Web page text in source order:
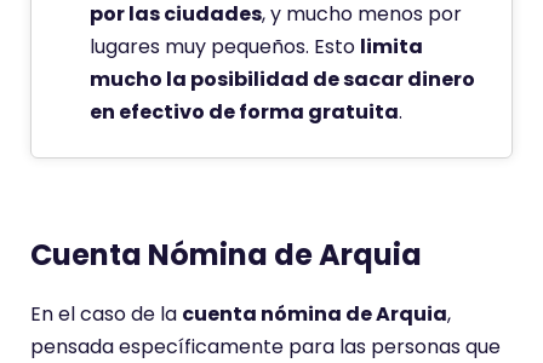
por las ciudades, y mucho menos por
lugares muy pequeños. Esto limita
mucho la posibilidad de sacar dinero
en efectivo de forma gratuita.
Cuenta Nómina de Arquia
En el caso de la cuenta nómina de Arquia,
pensada específicamente para las personas que